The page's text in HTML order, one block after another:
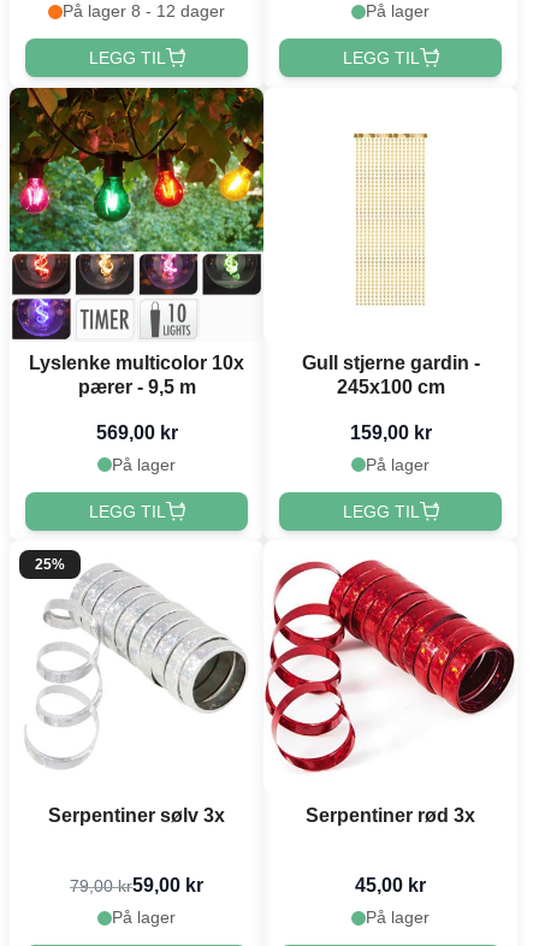
På lager 8 - 12 dager
LEGG TIL
På lager
LEGG TIL
Lyslenke multicolor 10x
pærer - 9,5 m
569,00 kr
På lager
LEGG TIL
Gull stjerne gardin -
245x100 cm
159,00 kr
På lager
LEGG TIL
25%
Serpentiner sølv 3x
79,00 kr59,00 kr
På lager
Serpentiner rød 3x
45,00 kr
På lager